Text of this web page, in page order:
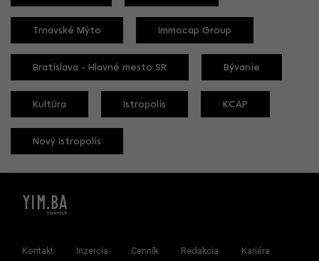
Trnavské Mýto Immocap Group
Bratislava - Hlavné mesto SR Bývanie
Kultúra Istropolis KCAP
Nový Istropolis
Kontakt Inzercia Cenník Redakcia Kariéra